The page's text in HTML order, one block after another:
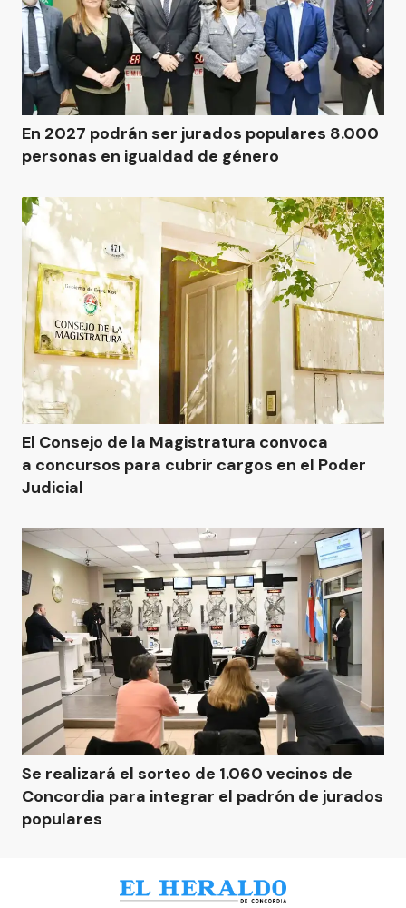
En 2027 podrán ser jurados populares 8.000
personas en igualdad de género
El Consejo de la Magistratura convoca
a concursos para cubrir cargos en el Poder
Judicial
Se realizará el sorteo de 1.060 vecinos de
Concordia para integrar el padrón de jurados
populares